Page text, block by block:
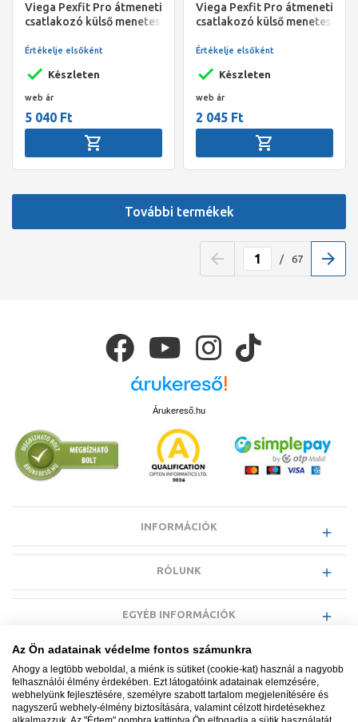
Viega Pexfit Pro átmeneti
csatlakozó külső menetes
préselhető, SC-Contur,
Készleten
Értékelje elsőként
web ár
5 040 Ft
Viega Pexfit Pro átmeneti
csatlakozó külső menetes
préselhető, SC-Contur,
Készleten
Értékelje elsőként
web ár
2 045 Ft
További termékek
/ 67
Árukereső.hu
INFORMÁCIÓK
RÓLUNK
EGYÉB INFORMÁCIÓK
Az Ön adatainak védelme fontos számunkra
Ahogy a legtöbb weboldal, a miénk is sütiket (cookie-kat) használ a nagyobb
felhasználói élmény érdekében. Ezt látogatóink adatainak elemzésére,
webhelyünk fejlesztésére, személyre szabott tartalom megjelenítésére és
nagyszerű webhely-élmény biztosítására, valamint célzott hirdetésekhez